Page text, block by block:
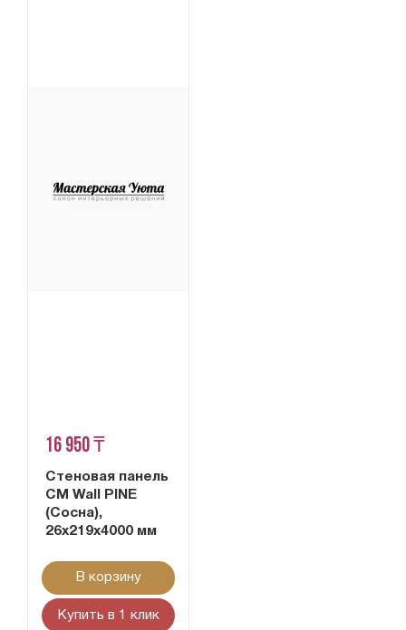
16 950 ₸
Стеновая панель
CM Wall PINE
(Сосна),
26x219x4000 мм
В корзину
Купить в 1 клик